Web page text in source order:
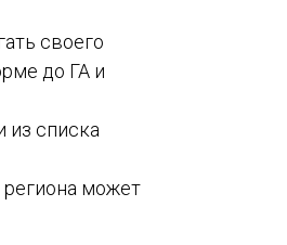
своего
до ГА и
из списка
региона может